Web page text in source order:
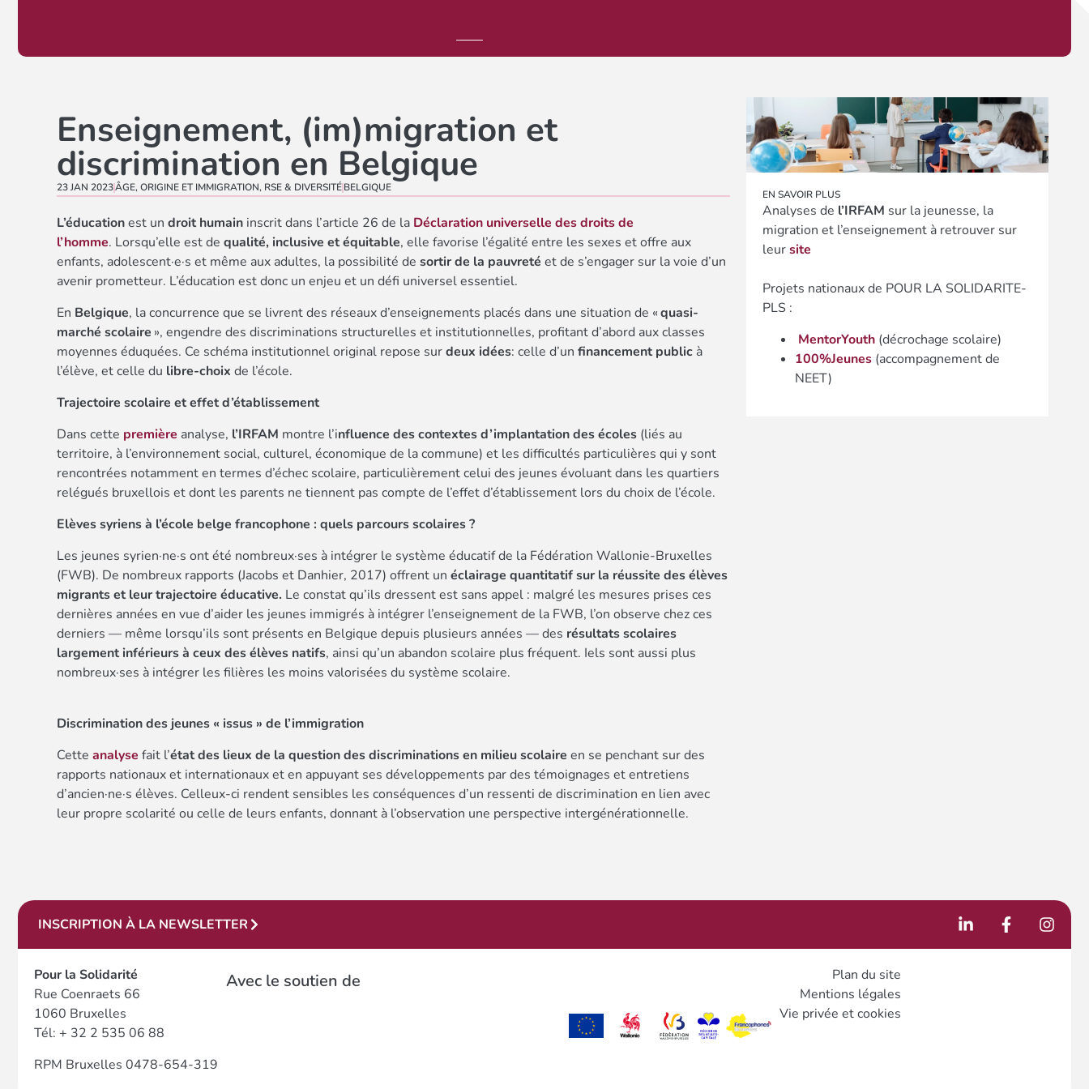
Enseignement, (im)migration et
discrimination en Belgique
23 JAN 2023ÂGE,ORIGINE ET IMMIGRATION, RSE & DIVERSITÉBELGIQUE
L’éducationest un droit humain inscrit dans l’article 26 de la Déclaration universelle des droits de
l’homme. Lorsqu’elle est de qualité, inclusive et équitable, elle favorise l’égalité entre les sexes et offre aux
enfants, adolescent·e·s et même aux adultes, la possibilité de sortir de la pauvreté et de s’engager sur la voie d’un
avenir prometteur. L’éducation est donc un enjeu et un défi universel essentiel.
En Belgique, la concurrence que se livrent des réseaux d’enseignements placés dans une situation de «quasi-
marché scolaire », engendre des discriminations structurelles et institutionnelles, profitant d’abord aux classes
moyennes éduquées. Ce schéma institutionnel original repose surdeux idées: celle d’un financement public à
l’élève, et celle du libre-choix de l’école.
Trajectoire scolaire et effet d’établissement
Dans cette première analyse, l’IRFAM montre l’influence des contextes d’implantation des écoles (liés au
territoire, à l’environnement social, culturel, économique de la commune) et les difficultés particulières qui y sont
rencontrées notamment en termes d’échec scolaire, particulièrement celui des jeunes évoluant dans les quartiers
relégués bruxellois et dont les parents ne tiennent pas compte de l’effet d’établissement lors du choix de l’école.
Elèves syriens à l’école belge francophone : quels parcours scolaires ?
Les jeunes syrien·ne·s ont été nombreux·ses à intégrer le système éducatif de la Fédération Wallonie-Bruxelles
(FWB). De nombreux rapports (Jacobs et Danhier, 2017) offrent un éclairage quantitatif sur la réussite des élèves
migrants et leur trajectoire éducative. Le constat qu’ils dressent est sans appel : malgré les mesures prises ces
dernières années en vue d’aider les jeunes immigrés à intégrer l’enseignement de la FWB, l’on observe chez ces
derniers — même lorsqu’ils sont présents en Belgique depuis plusieurs années — des résultats scolaires
largement inférieurs à ceux des élèves natifs, ainsi qu’un abandon scolaire plus fréquent. Iels sont aussi plus
nombreux·ses à intégrer les filières les moins valorisées du système scolaire.
Discrimination des jeunes « issus » de l’immigration
Cette analyse fait l’état des lieux de la question des discriminations en milieu scolaire en se penchant sur des
rapports nationaux et internationaux et en appuyant ses développements par des témoignages et entretiens
d’ancien·ne·s élèves. Celleux-ci rendent sensibles les conséquences d’un ressenti de discrimination en lien avec
leur propre scolarité ou celle de leurs enfants, donnant à l’observation une perspective intergénérationnelle.
EN SAVOIR PLUS
Analyses de l’IRFAM sur la jeunesse, la
migration et l’enseignement à retrouver sur
leursite
Projets nationaux de POUR LA SOLIDARITE-
PLS :
MentorYouth(décrochage scolaire)
100%Jeunes(accompagnement de
NEET)
INSCRIPTION À LA NEWSLETTER
Pour la Solidarité
Rue Coenraets 66
1060 Bruxelles
Tél: + 32 2 535 06 88
RPM Bruxelles 0478-654-319
Avec le soutien de
Plan du site
Mentions légales
Vie privée et cookies